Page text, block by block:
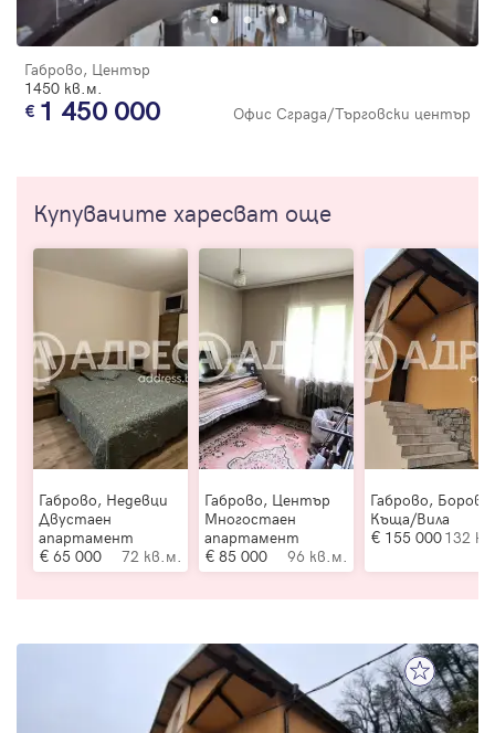
Габрово, Център
1450 кв.м.
1 450 000 Офис Сграда/Търговски център
Купувачите харесват още
Габрово, Недевци
Двустаен
апартамент
65 000
72 кв.м.
Габрово, Център
Многостаен
апартамент
85 000
96 кв.м.
Габрово, Борово
Къща/Вила
155 000132